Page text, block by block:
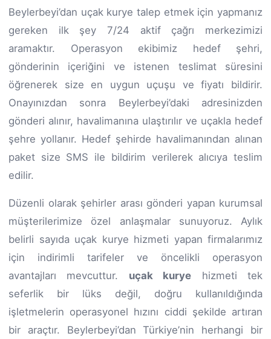
Beylerbeyi’dan uçak kurye talep etmek için yapmanız
gereken ilk şey 7/24 aktif çağrı merkezimizi
aramaktır. Operasyon ekibimiz hedef şehri,
gönderinin içeriğini ve istenen teslimat süresini
öğrenerek size en uygun uçuşu ve fiyatı bildirir.
Onayınızdan sonra Beylerbeyi’daki adresinizden
gönderi alınır, havalimanına ulaştırılır ve uçakla hedef
şehre yollanır. Hedef şehirde havalimanından alınan
paket size SMS ile bildirim verilerek alıcıya teslim
edilir.
Düzenli olarak şehirler arası gönderi yapan kurumsal
müşterilerimize özel anlaşmalar sunuyoruz. Aylık
belirli sayıda uçak kurye hizmeti yapan firmalarımız
için indirimli tarifeler ve öncelikli operasyon
avantajları mevcuttur. uçak kurye hizmeti tek
seferlik bir lüks değil, doğru kullanıldığında
işletmelerin operasyonel hızını ciddi şekilde artıran
bir araçtır. Beylerbeyi’dan Türkiye’nin herhangi bir